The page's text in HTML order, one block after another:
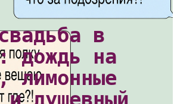
в
дождь на
лимонные
и душевный